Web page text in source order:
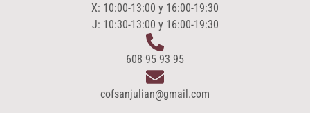
X: 10:00-13:00 y 16:00-19:30
J: 10:30-13:00 y 16:00-19:30
608 95 93 95
cofsanjulian@gmail.com